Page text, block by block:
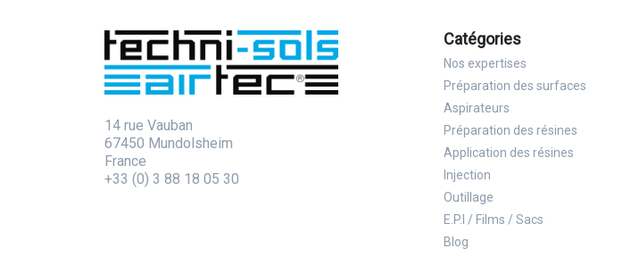
14 rue Vauban
67450 Mundolsheim
France
+33 (0) 3 88 18 05 30
Catégories
Nos expertises
Préparation des surfaces
Aspirateurs
Préparation des résines
Application des résines
Injection
Outillage
E.P.I / Films / Sacs
Blog